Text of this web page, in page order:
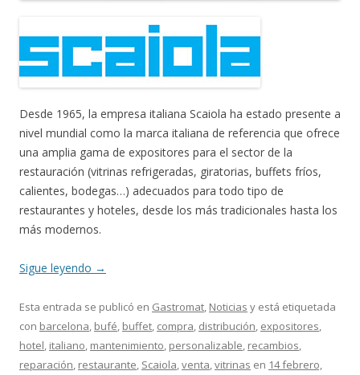
Desde 1965, la empresa italiana Scaiola ha estado presente a
nivel mundial como la marca italiana de referencia que ofrece
una amplia gama de expositores para el sector de la
restauración (vitrinas refrigeradas, giratorias, buffets fríos,
calientes, bodegas…) adecuados para todo tipo de
restaurantes y hoteles, desde los más tradicionales hasta los
más modernos.
Sigue leyendo →
Esta entrada se publicó en Gastromat Noticias y está etiquetada
con barcelona bufé buffet compra distribución expositores
hotel italiano mantenimiento personalizable recambios
reparación restaurante Scaiola venta vitrinas en 14 febrero,